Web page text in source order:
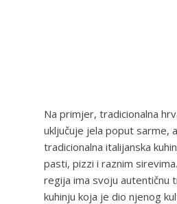
Na primjer, tradicionalna
uključuje jela poput sarme,
tradicionalna italijanska
pasti, pizzi i raznim
regija ima svoju autentičnu
kuhinju koja je dio njenog